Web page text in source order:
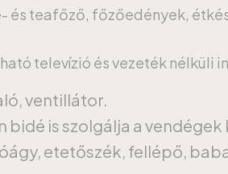
és teafőző, főzőedények,
televízió és vezeték nélküli
ventillátor.
bidé is szolgálja a
etetőszék, fellépő,